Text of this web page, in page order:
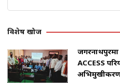
विशेष खोज
ACCESS